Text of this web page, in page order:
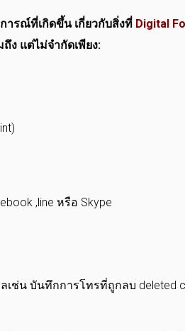
ารณ์ที่เกิดขึ้น เกี่ยวกับสิ่งที่ Digital
ง แต่ไม่จำกัดเพียง:
,line หรือ Skype
เช่น บันทึกการโทรที่ถูกลบ deleted